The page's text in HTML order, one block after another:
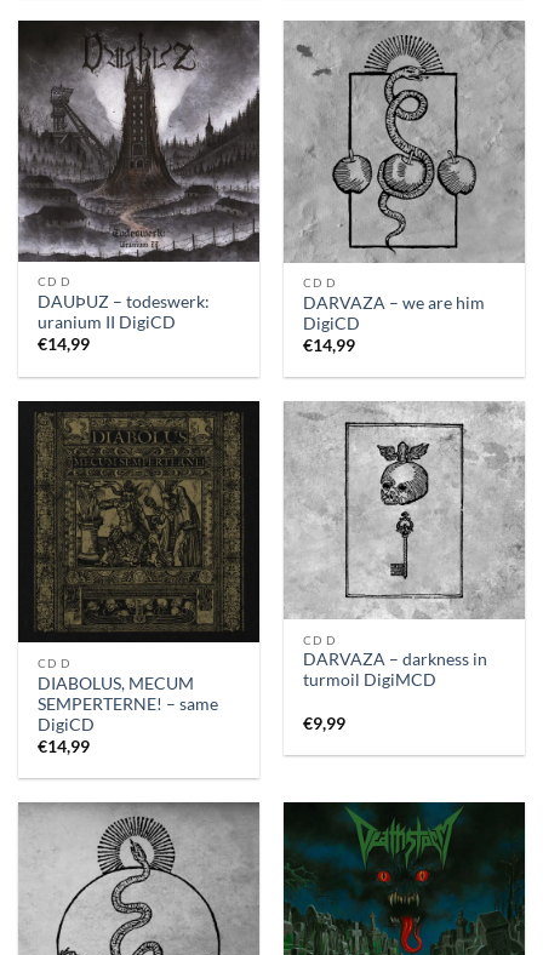
CD D
DAUÞUZ – todeswerk:
uranium II DigiCD
€14,99
CD D
DARVAZA – we are him
DigiCD
€14,99
CD D
DIABOLUS, MECUM
SEMPERTERNE! – same
DigiCD
€14,99
CD D
DARVAZA – darkness in
turmoil DigiMCD
€9,99